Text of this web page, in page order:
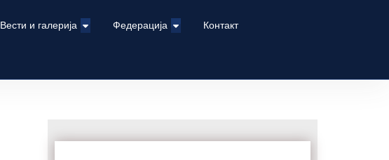
Вести и галерија Федерација Контакт